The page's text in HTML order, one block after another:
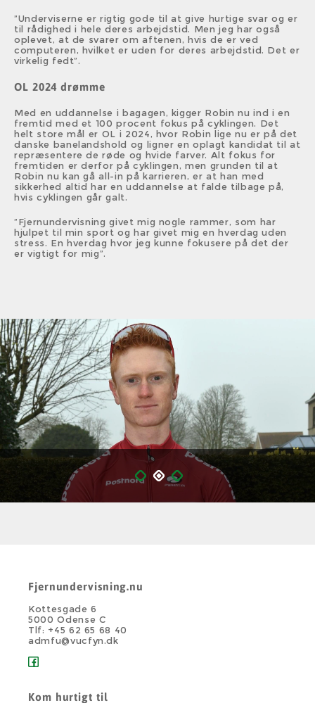
”Underviserne er rigtig gode til at give hurtige svar og er
til rådighed i hele deres arbejdstid. Men jeg har også
oplevet, at de svarer om aftenen, hvis de er ved
computeren, hvilket er uden for deres arbejdstid. Det er
virkelig fedt”.
OL 2024 drømme
Med en uddannelse i bagagen, kigger Robin nu ind i en
fremtid med et 100 procent fokus på cyklingen. Det
helt store mål er OL i 2024, hvor Robin lige nu er på det
danske banelandshold og ligner en oplagt kandidat til at
repræsentere de røde og hvide farver. Alt fokus for
fremtiden er derfor på cyklingen, men grunden til at
Robin nu kan gå all-in på karrieren, er at han med
sikkerhed altid har en uddannelse at falde tilbage på,
hvis cyklingen går galt.
”Fjernundervisning givet mig nogle rammer, som har
hjulpet til min sport og har givet mig en hverdag uden
stress. En hverdag hvor jeg kunne fokusere på det der
er vigtigt for mig”.
Fjernundervisning.nu
Kottesgade 6
5000 Odense C
Tlf: +45 62 65 68 40
admfu@vucfyn.dk
Kom hurtigt til